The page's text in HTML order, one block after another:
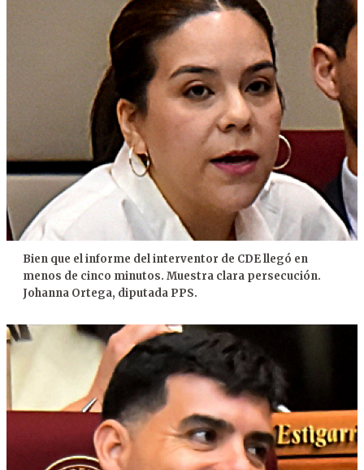
Bien que el informe del interventor de CDE llegó en
menos de cinco minutos. Muestra clara persecución.
Johanna Ortega, diputada PPS.